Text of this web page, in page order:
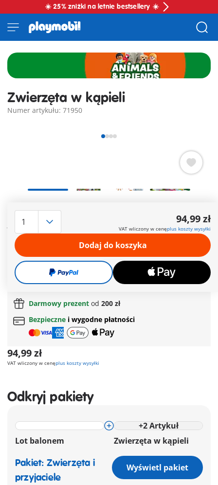
☀️ 25% zniżki na letnie bestsellery ☀️
Zwierzęta w kąpieli
Numer artykułu: 71950
hipopotamek cieszy się ciepłą wodą w wannie, a jego grzbiet
jest dokładnie szczotkowany przez kochającego zwierzęta
przyjaciela. Mała wydra i pelikan z niecierpliwością czekają na
swoją kolej. Zestaw zawiera wiele akcesoriów, takich jak
szampon, mydło, szczotki i ręcznik. Idealne uzupełnienie
kolorowej willi - wewnątrz lub na zewnątrz.
Więcej informacji
Darmowa dostawaod200 zł
Darmowy prezent od 200 zł
Bezpieczne i wygodne płatności
94,99 zł
VAT wliczony w cenęplus koszty wysyłki
94,99 zł
VAT wliczony w cenęplus koszty wysyłki
Dodaj do koszyka
Odkryj pakiety
Lot balonem
+2 Artykuł
Zwierzęta w kąpieli
Pakiet: Zwierzęta i
przyjaciele
Wyświetl pakiet